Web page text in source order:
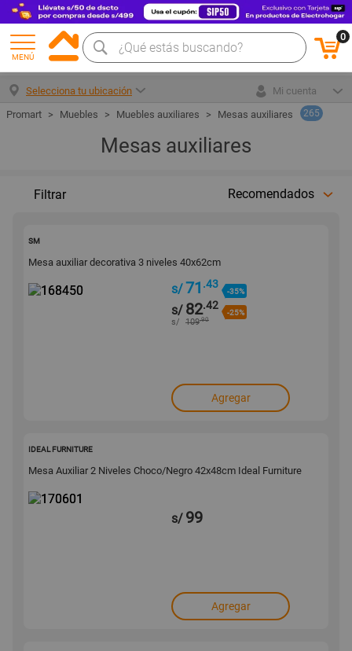
MENÚ
0
Selecciona tu ubicación
Mi cuenta
Muebles
Muebles auxiliares Mesas auxiliares 265
Mesas auxiliares
Filtrar Recomendados
SM
Mesa auxiliar decorativa 3 niveles 40x62cm
s/71 .43
-35%
s/ 82.42
-25%
s/ 109.90
Agregar
IDEAL FURNITURE
Mesa Auxiliar 2 Niveles Choco/Negro 42x48cm Ideal Furniture
s/ 99
Agregar